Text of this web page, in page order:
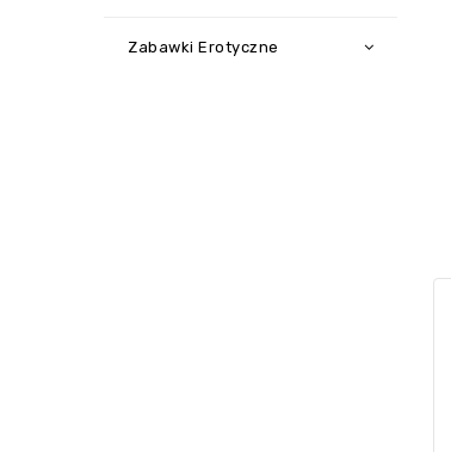
Zabawki Erotyczne